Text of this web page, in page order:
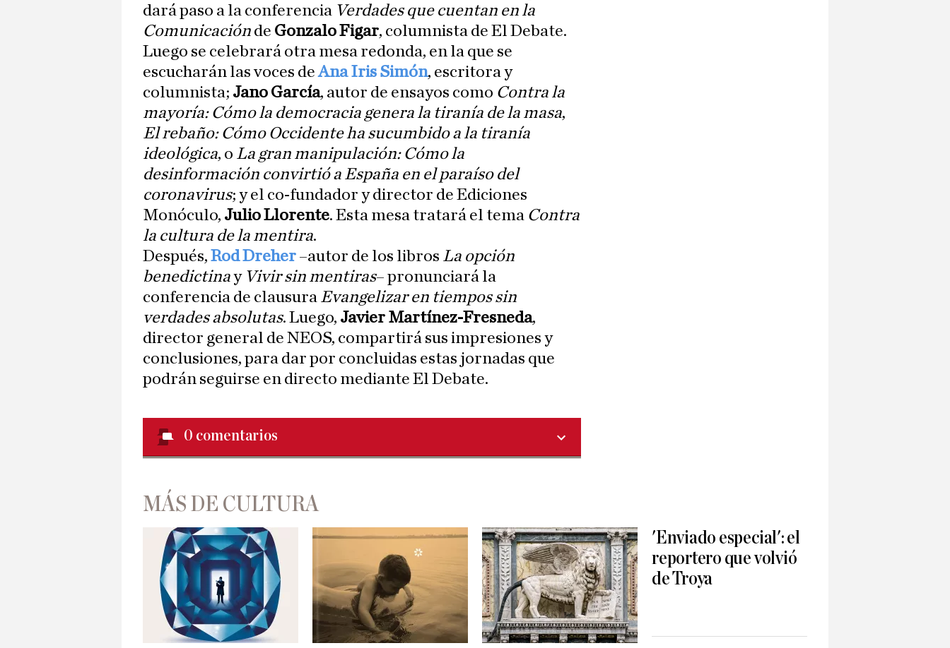
dará paso a la conferencia Verdades que cuentan en la
Comunicación de Gonzalo Figar, columnista de El Debate.
Luego se celebrará otra mesa redonda, en la que se
escucharán las voces deAna Iris Simón, escritora y
columnista; Jano García, autor de ensayos como Contra la
mayoría: Cómo la democracia genera la tiranía de la masa,
El rebaño: Cómo Occidente ha sucumbido a la tiranía
ideológica, o La gran manipulación: Cómo la
desinformación convirtió a España en el paraíso del
coronavirus; y el co-fundador y director de Ediciones
Monóculo, Julio Llorente. Esta mesa tratará el tema Contra
la cultura de la mentira.
Después, Rod Dreher –autor de los libros La opción
benedictinay Vivir sin mentiras– pronunciará la
conferencia de clausura Evangelizar en tiempos sin
verdades absolutas. Luego, Javier Martínez-Fresneda,
director general de NEOS, compartirá sus impresiones y
conclusiones, para dar por concluidas estas jornadas que
podrán seguirse en directo mediante El Debate.
0 comentarios
MÁS DE CULTURA
'Enviado especial': el
reportero que volvió
de Troya